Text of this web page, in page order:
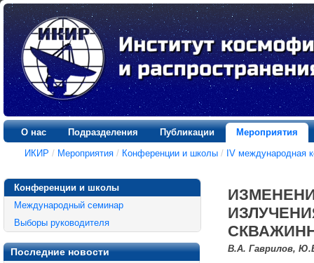
О нас Подразделения Публикации
Мероприятия
ИКИР / Мероприятия / Конференции и школы / IV международная
Конференции и школы
Международный семинар
Выборы руководителя
Последние новости
В.А. Гаврилов,